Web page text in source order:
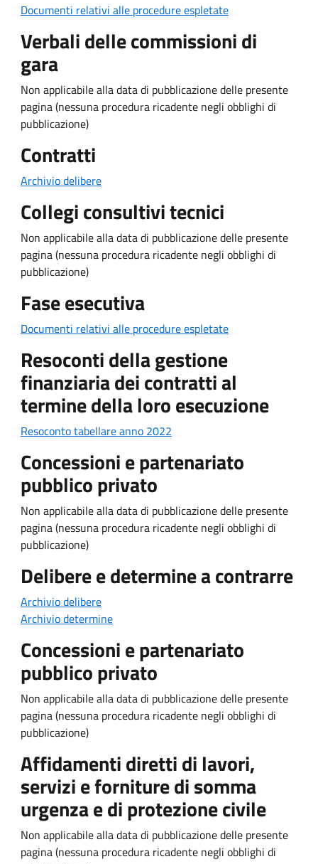
Documenti relativi alle procedure espletate
Verbali delle commissioni di
gara
Non applicabile alla data di pubblicazione delle presente
pagina (nessuna procedura ricadente negli obblighi di
pubblicazione)
Contratti
Archivio delibere
Collegi consultivi tecnici
Non applicabile alla data di pubblicazione delle presente
pagina (nessuna procedura ricadente negli obblighi di
pubblicazione)
Fase esecutiva
Documenti relativi alle procedure espletate
Resoconti della gestione
finanziaria dei contratti al
termine della loro esecuzione
Resoconto tabellare anno 2022
Concessioni e partenariato
pubblico privato
Non applicabile alla data di pubblicazione delle presente
pagina (nessuna procedura ricadente negli obblighi di
pubblicazione)
Delibere e determine a contrarre
Archivio delibere
Archivio determine
Concessioni e partenariato
pubblico privato
Non applicabile alla data di pubblicazione delle presente
pagina (nessuna procedura ricadente negli obblighi di
pubblicazione)
Affidamenti diretti di lavori,
servizi e forniture di somma
urgenza e di protezione civile
Non applicabile alla data di pubblicazione delle presente
pagina (nessuna procedura ricadente negli obblighi di